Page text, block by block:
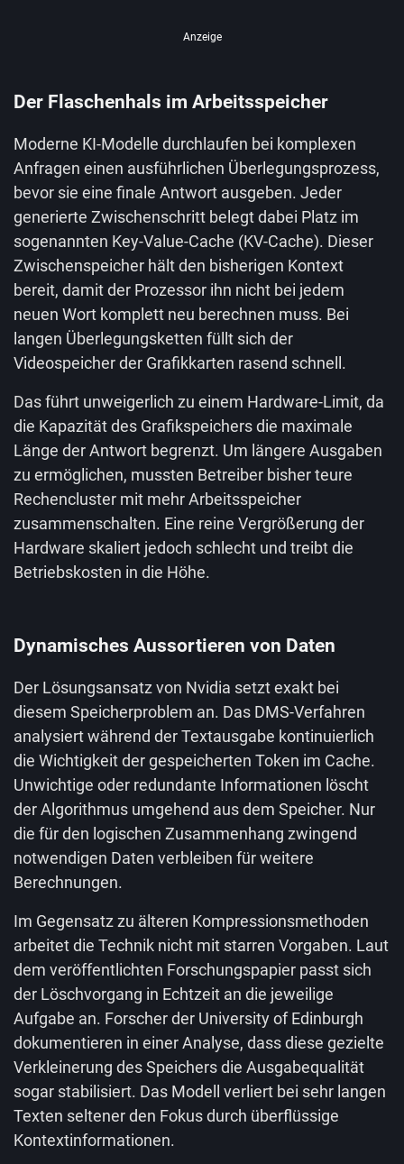
Anzeige
Der Flaschenhals im Arbeitsspeicher
Moderne KI-Modelle durchlaufen bei komplexen
Anfragen einen ausführlichen Überlegungsprozess,
bevor sie eine finale Antwort ausgeben. Jeder
generierte Zwischenschritt belegt dabei Platz im
sogenannten Key-Value-Cache (KV-Cache). Dieser
Zwischenspeicher hält den bisherigen Kontext
bereit, damit der Prozessor ihn nicht bei jedem
neuen Wort komplett neu berechnen muss. Bei
langen Überlegungsketten füllt sich der
Videospeicher der Grafikkarten rasend schnell.
Das führt unweigerlich zu einem Hardware-Limit, da
die Kapazität des Grafikspeichers die maximale
Länge der Antwort begrenzt. Um längere Ausgaben
zu ermöglichen, mussten Betreiber bisher teure
Rechencluster mit mehr Arbeitsspeicher
zusammenschalten. Eine reine Vergrößerung der
Hardware skaliert jedoch schlecht und treibt die
Betriebskosten in die Höhe.
Dynamisches Aussortieren von Daten
Der Lösungsansatz von Nvidia setzt exakt bei
diesem Speicherproblem an. Das DMS-Verfahren
analysiert während der Textausgabe kontinuierlich
die Wichtigkeit der gespeicherten Token im Cache.
Unwichtige oder redundante Informationen löscht
der Algorithmus umgehend aus dem Speicher. Nur
die für den logischen Zusammenhang zwingend
notwendigen Daten verbleiben für weitere
Berechnungen.
Im Gegensatz zu älteren Kompressionsmethoden
arbeitet die Technik nicht mit starren Vorgaben. Laut
dem veröffentlichten Forschungspapier passt sich
der Löschvorgang in Echtzeit an die jeweilige
Aufgabe an. Forscher der University of Edinburgh
dokumentieren in einer Analyse, dass diese gezielte
Verkleinerung des Speichers die Ausgabequalität
sogar stabilisiert. Das Modell verliert bei sehr langen
Texten seltener den Fokus durch überflüssige
Kontextinformationen.